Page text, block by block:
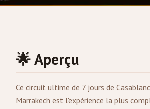
🌟 Aperçu
Ce circuit ultime de 7 jours de
Marrakech est l'expérience la plus